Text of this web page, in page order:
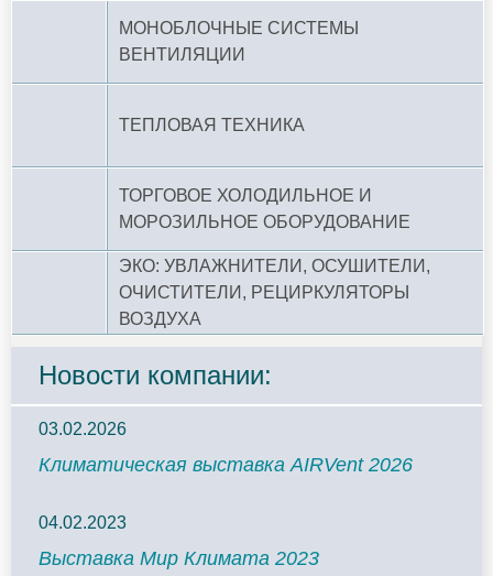
МОНОБЛОЧНЫЕ СИСТЕМЫ
ВЕНТИЛЯЦИИ
ТЕПЛОВАЯ ТЕХНИКА
ТОРГОВОЕ ХОЛОДИЛЬНОЕ И
МОРОЗИЛЬНОЕ ОБОРУДОВАНИЕ
ЭКО: УВЛАЖНИТЕЛИ, ОСУШИТЕЛИ,
ОЧИСТИТЕЛИ, РЕЦИРКУЛЯТОРЫ
ВОЗДУХА
Новости компании:
03.02.2026
Климатическая выставка AIRVent 2026
04.02.2023
Выставка Мир Климата 2023